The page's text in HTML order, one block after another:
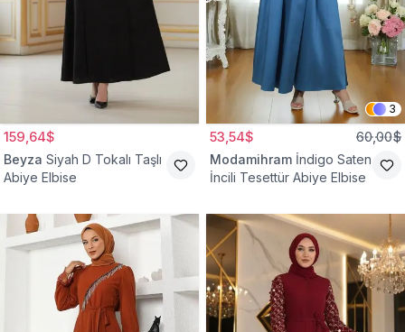
159,64$
Beyza Siyah D Tokalı Taşlı
Abiye Elbise
3
53,54$ 60,00$
Modamihram İndigo Saten
İncili Tesettür Abiye Elbise